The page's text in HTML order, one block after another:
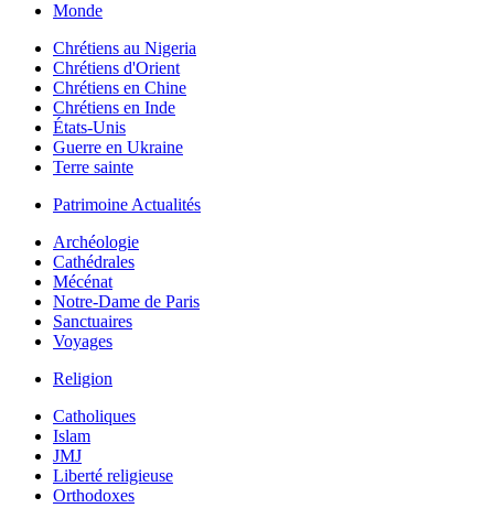
Monde
Chrétiens au Nigeria
Chrétiens d'Orient
Chrétiens en Chine
Chrétiens en Inde
États-Unis
Guerre en Ukraine
Terre sainte
Patrimoine Actualités
Archéologie
Cathédrales
Mécénat
Notre-Dame de Paris
Sanctuaires
Voyages
Religion
Catholiques
Islam
JMJ
Liberté religieuse
Orthodoxes